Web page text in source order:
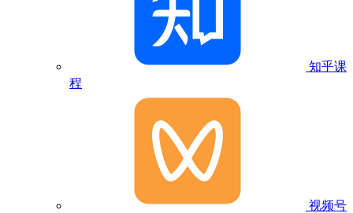
知乎课
程
视频号